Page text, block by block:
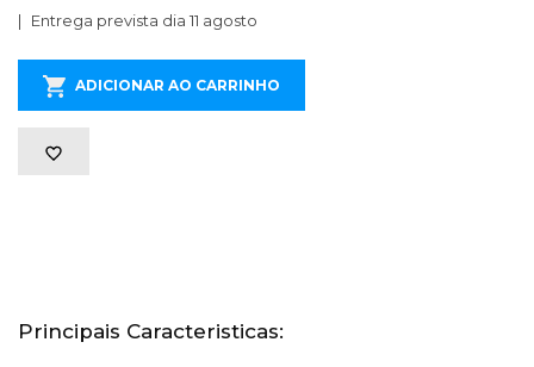
Entrega prevista dia 11 agosto
ADICIONAR AO CARRINHO
Principais Caracteristicas: